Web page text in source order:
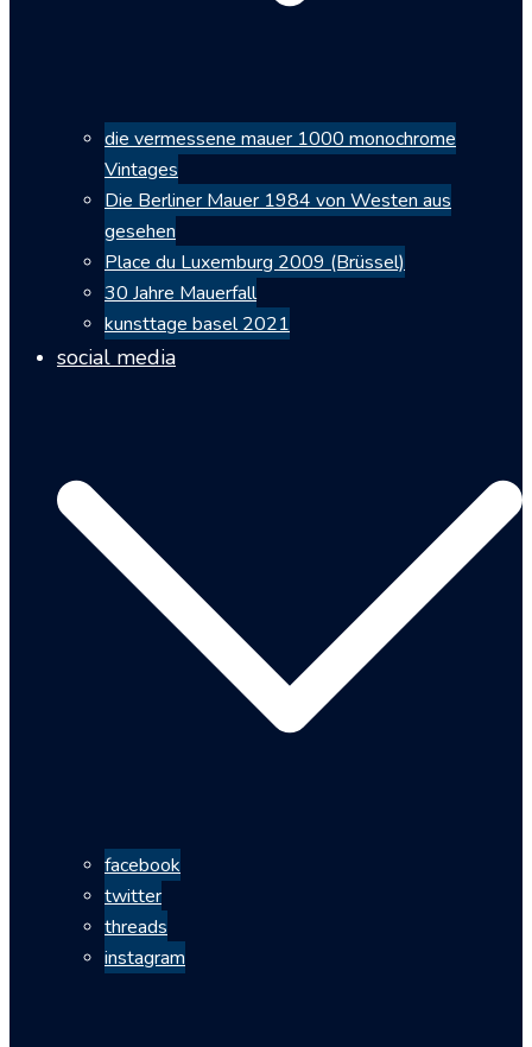
die vermessene mauer 1000 monochrome
Vintages
Die Berliner Mauer 1984 von Westen aus
gesehen
Place du Luxemburg 2009 (Brüssel)
30 Jahre Mauerfall
kunsttage basel 2021
social media
facebook
twitter
threads
instagram